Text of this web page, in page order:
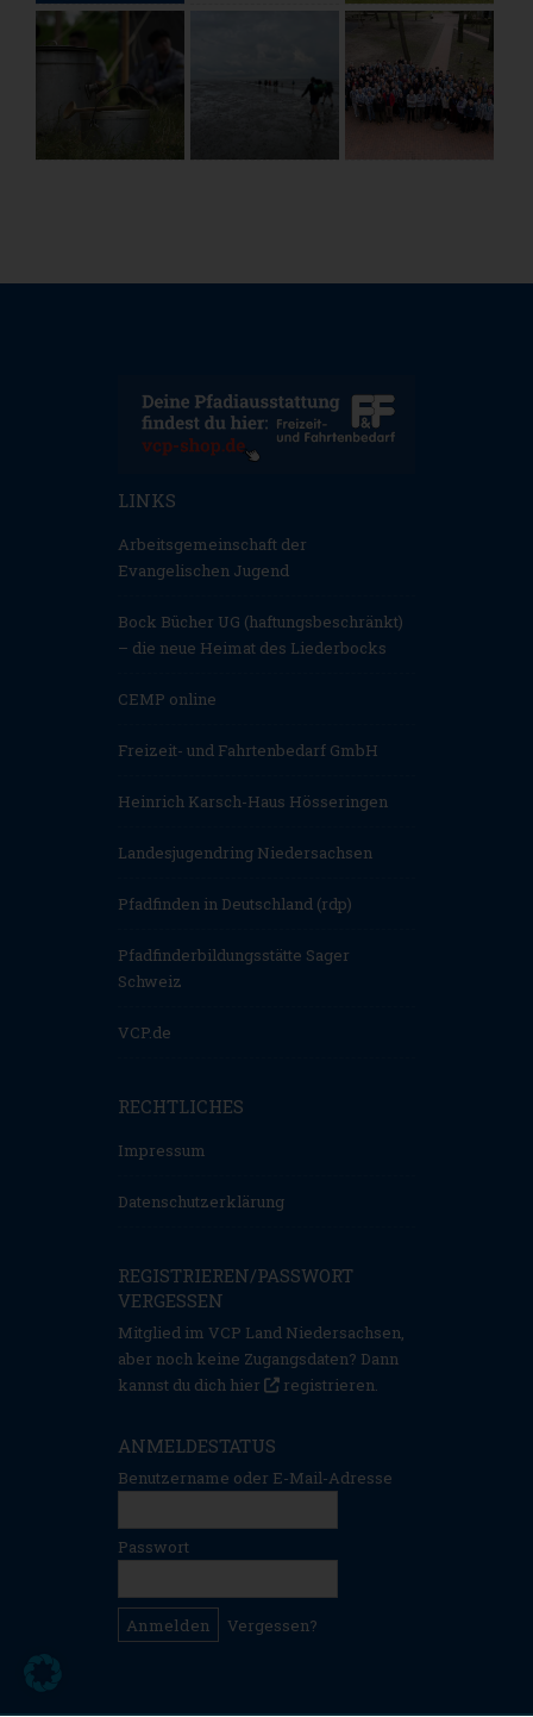
LINKS
Arbeitsgemeinschaft der
Evangelischen Jugend
Bock Bücher UG (haftungsbeschränkt)
– die neue Heimat des Liederbocks
CEMP online
Freizeit- und Fahrtenbedarf GmbH
Heinrich Karsch-Haus Hösseringen
Landesjugendring Niedersachsen
Pfadfinden in Deutschland (rdp)
Pfadfinderbildungsstätte Sager
Schweiz
VCP.de
RECHTLICHES
Impressum
Datenschutzerklärung
REGISTRIEREN/PASSWORT
VERGESSEN
Mitglied im VCP Land Niedersachsen,
aber noch keine Zugangsdaten? Dann
kannst du dich hier
registrieren.
ANMELDESTATUS
Benutzername oder E-Mail-Adresse
Passwort
Vergessen?